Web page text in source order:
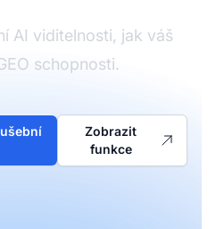
AI viditelnosti, jak váš
schopnosti.
Zobrazit
funkce